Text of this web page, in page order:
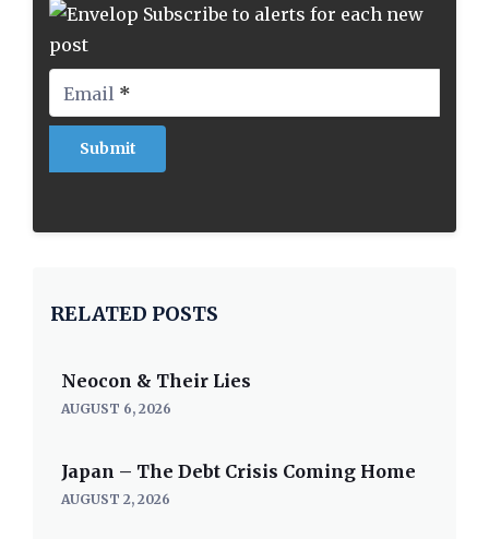
Subscribe to alerts for each new
post
Email *
RELATED POSTS
Neocon & Their Lies
AUGUST 6, 2026
Japan – The Debt Crisis Coming Home
AUGUST 2, 2026